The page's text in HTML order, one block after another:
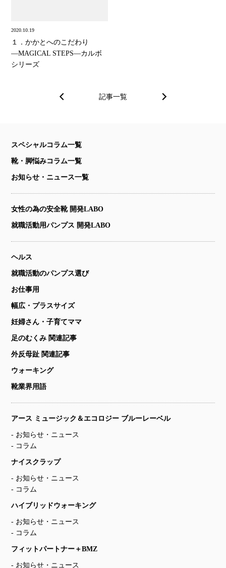
2020.10.19
１．かかとへのこだわり
―MAGICAL STEPS―カルボ
シリーズ
記事一覧
スペシャルコラム一覧
靴・脚悩みコラム一覧
お知らせ・ニュース一覧
女性の為の安全靴 開発LABO
就職活動用パンプス 開発LABO
ヘルス
就職活動のパンプス選び
お仕事用
幅広・プラスサイズ
妊婦さん・子育てママ
足のむくみ 関連記事
外反母趾 関連記事
ウォーキング
靴業界用語
アース ミュージック＆エコロジー ブルーレーベル
お知らせ・ニュース
コラム
ナイスクラップ
お知らせ・ニュース
コラム
ハイブリッドウォーキング
お知らせ・ニュース
コラム
フィットパートナー＋BMZ
お知らせ・ニュース